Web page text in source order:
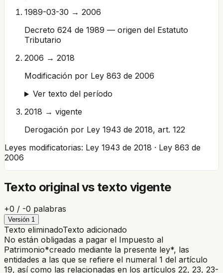
1989-03-30 → 2006
Decreto 624 de 1989 — origen del Estatuto
Tributario
2006 → 2018
Modificación por Ley 863 de 2006
Ver texto del período
2018 → vigente
Derogación por Ley 1943 de 2018, art. 122
Leyes modificatorias: Ley 1943 de 2018 · Ley 863 de
2006
Texto original vs texto vigente
+0 / -0 palabras
Versión 1
Texto eliminadoTexto adicionado
No están obligadas a pagar el Impuesto al
Patrimonio*creado mediante la presente ley*, las
entidades a las que se refiere el numeral 1 del artículo
19, así como las relacionadas en los artículos 22, 23, 23-